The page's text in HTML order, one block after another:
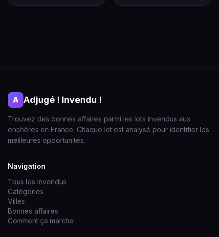
A Adjugé ! Invendu !
Trouvez des bonnes affaires parmi les lots invendus aux
enchères en France. Chaque lot est analysé pour identifier les
meilleures opportunités.
Navigation
Tous les invendus
Catégories
Villes
Bonnes affaires
Comment ça marche